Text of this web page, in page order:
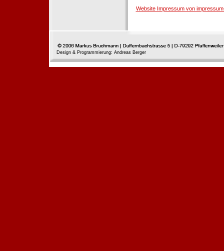
Website Impressum von
Design & Programmierung: Andreas Berger